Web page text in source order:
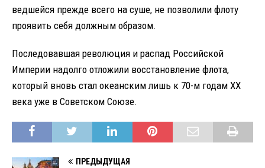
ведшейся прежде всего на суше, не позволили флоту
проявить себя должным образом.
Последовавшая революция и распад Российской
Империи надолго отложили восстановление флота,
который вновь стал океанским лишь к 70-м годам XX
века уже в Советском Союзе.
ПРЕДЫДУЩАЯ